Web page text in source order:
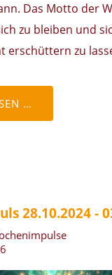
Das Motto der
zu bleiben und
erschüttern zu
…
28.10.2024 -